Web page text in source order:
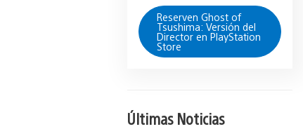
Reserven Ghost of
Tsushima: Versión del
Director en PlayStation
Store
Últimas Noticias